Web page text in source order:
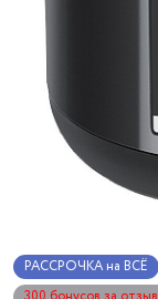
РАССРОЧКА на ВСЁ